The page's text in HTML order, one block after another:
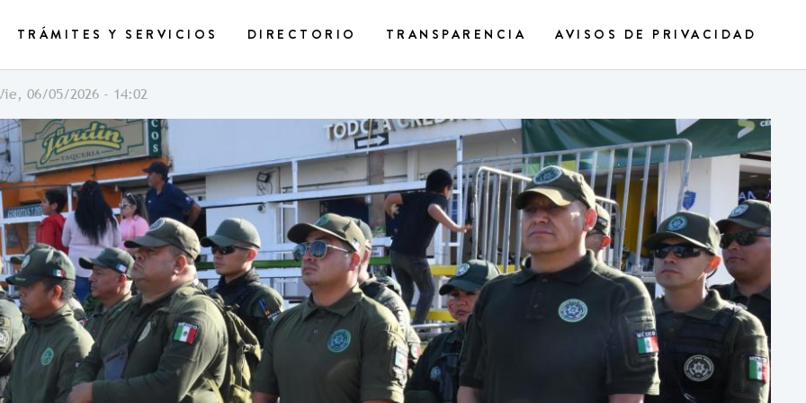
TRÁMITES Y SERVICIOS DIRECTORIO TRANSPARENCIA AVISOS DE PRIVACIDAD
06/05/2026 - 14:02